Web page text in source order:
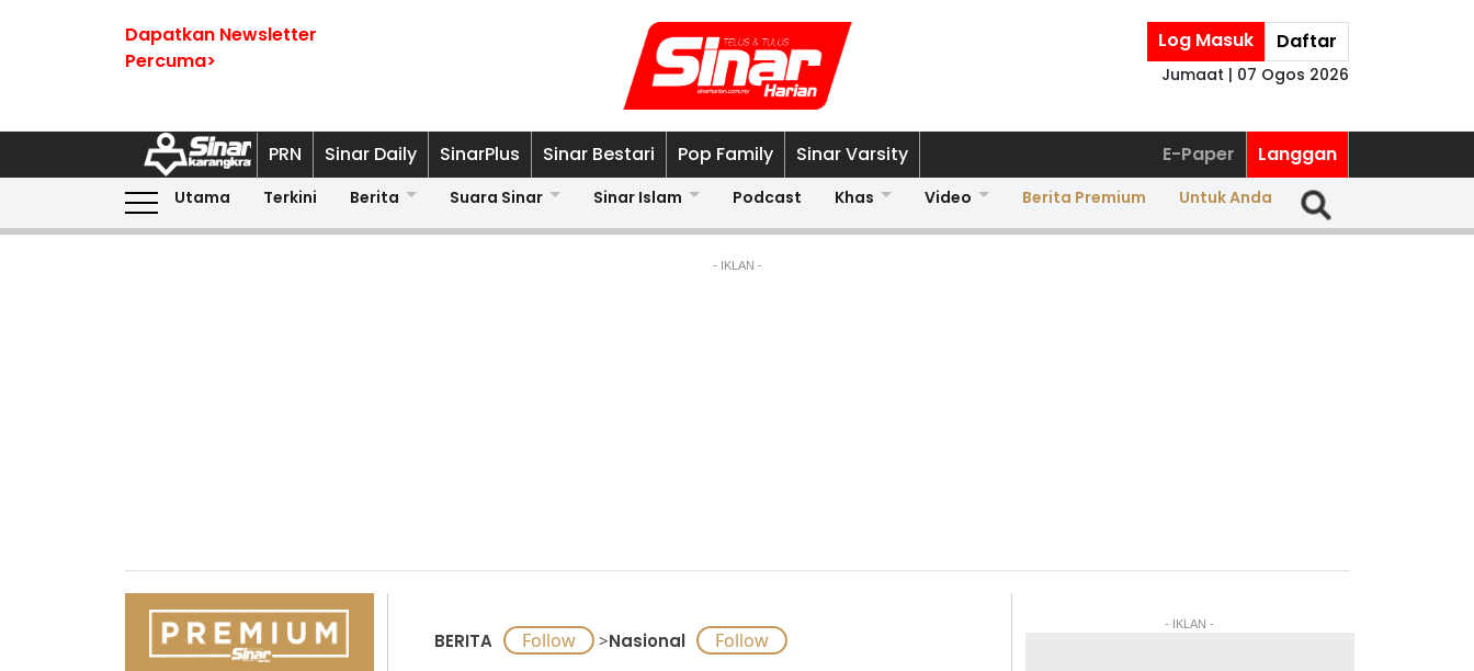
Dapatkan Newsletter
Percuma>
Log Masuk Daftar
Jumaat | 07 Ogos 2026
PRN Sinar Daily SinarPlus Sinar Bestari Pop Family Sinar Varsity E-Paper Langgan
Utama Terkini Berita Suara Sinar Sinar Islam Podcast Khas Video Berita Premium Untuk Anda
- IKLAN -
BERITA >Nasional
- IKLAN -